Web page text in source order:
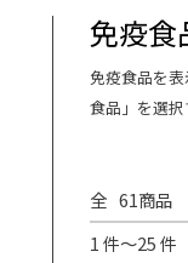
免疫食
免疫食品を
食品」を選
全 61商品
1 件～25 件